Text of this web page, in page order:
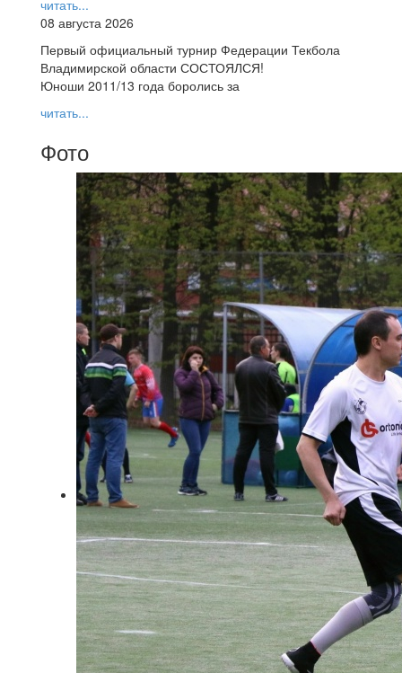
читать...
08 августа 2026
Первый официальный турнир Федерации Текбола
Владимирской области СОСТОЯЛСЯ!
Юноши 2011/13 года боролись за
читать...
Фото